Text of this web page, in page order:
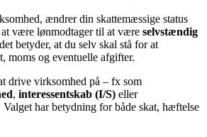
ændrer din skattemæssige status
være lønmodtager til at være selvstændig
betyder, at du selv skal stå for at
moms og eventuelle afgifter.
drive virksomhed på – fx som
, interessentskab (I/S) eller
Valget har betydning for både skat, hæftelse